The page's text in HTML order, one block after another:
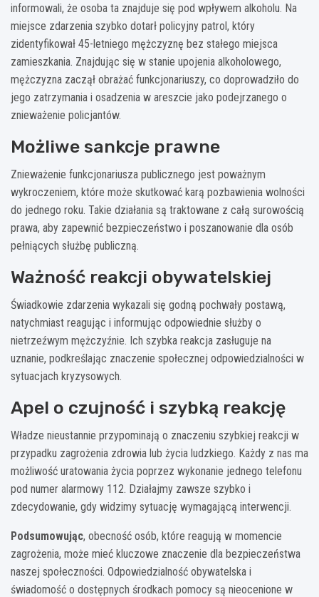
informowali, że osoba ta znajduje się pod wpływem alkoholu. Na
miejsce zdarzenia szybko dotarł policyjny patrol, który
zidentyfikował 45-letniego mężczyznę bez stałego miejsca
zamieszkania. Znajdując się w stanie upojenia alkoholowego,
mężczyzna zaczął obrażać funkcjonariuszy, co doprowadziło do
jego zatrzymania i osadzenia w areszcie jako podejrzanego o
znieważenie policjantów.
Możliwe sankcje prawne
Znieważenie funkcjonariusza publicznego jest poważnym
wykroczeniem, które może skutkować karą pozbawienia wolności
do jednego roku. Takie działania są traktowane z całą surowością
prawa, aby zapewnić bezpieczeństwo i poszanowanie dla osób
pełniących służbę publiczną.
Ważność reakcji obywatelskiej
Świadkowie zdarzenia wykazali się godną pochwały postawą,
natychmiast reagując i informując odpowiednie służby o
nietrzeźwym mężczyźnie. Ich szybka reakcja zasługuje na
uznanie, podkreślając znaczenie społecznej odpowiedzialności w
sytuacjach kryzysowych.
Apel o czujność i szybką reakcję
Władze nieustannie przypominają o znaczeniu szybkiej reakcji w
przypadku zagrożenia zdrowia lub życia ludzkiego. Każdy z nas ma
możliwość uratowania życia poprzez wykonanie jednego telefonu
pod numer alarmowy 112. Działajmy zawsze szybko i
zdecydowanie, gdy widzimy sytuację wymagającą interwencji.
Podsumowując, obecność osób, które reagują w momencie
zagrożenia, może mieć kluczowe znaczenie dla bezpieczeństwa
naszej społeczności. Odpowiedzialność obywatelska i
świadomość o dostępnych środkach pomocy są nieocenione w